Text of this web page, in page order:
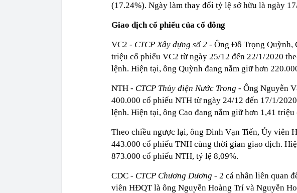
(17.24%). Ngày làm thay đổi tỷ lệ sở hữu là ngày
Giao dịch cổ phiếu của cổ đông
VC2 - CTCP Xây dựng số 2 - Ông Đỗ Trọng Quỳnh,
triệu cổ phiếu VC2 từ ngày 25/12 đến 22/1/2020
lệnh. Hiện tại, ông Quỳnh đang nắm giữ hơn
NTH - CTCP Thủy điện Nước Trong - Ông Nguyễn
400.000 cổ phiếu NTH từ ngày 24/12 đến 17/1/
lệnh. Hiện tại, ông Cao đang nắm giữ hơn 1,41
Theo chiều ngược lại, ông Đinh Vạn Tiến, Ủy viên
443.000 cổ phiếu TNH cùng thời gian giao dịch.
873.000 cổ phiếu NTH, tỷ lệ 8,09%.
CDC - CTCP Chương Dương - 2 cá nhân liên quan
viên HĐQT là ông Nguyễn Hoàng Trí và Nguyễn